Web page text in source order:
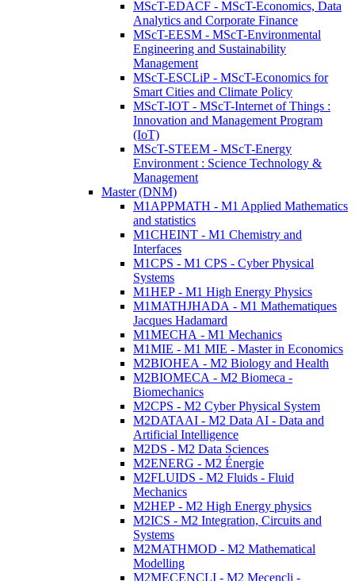
MScT-EDACF - MScT-Economics, Data
Analytics and Corporate Finance
MScT-EESM - MScT-Environmental
Engineering and Sustainability
Management
MScT-ESCLiP - MScT-Economics for
Smart Cities and Climate Policy
MScT-IOT - MScT-Internet of Things :
Innovation and Management Program
(IoT)
MScT-STEEM - MScT-Energy
Environment : Science Technology &
Management
Master (DNM)
M1APPMATH - M1 Applied Mathematics
and statistics
M1CHEINT - M1 Chemistry and
Interfaces
M1CPS - M1 CPS - Cyber Physical
Systems
M1HEP - M1 High Energy Physics
M1MATHJHADA - M1 Mathematiques
Jacques Hadamard
M1MECHA - M1 Mechanics
M1MIE - M1 MIE - Master in Economics
M2BIOHEA - M2 Biology and Health
M2BIOMECA - M2 Biomeca -
Biomechanics
M2CPS - M2 Cyber Physical System
M2DATAAI - M2 Data AI - Data and
Artificial Intelligence
M2DS - M2 Data Sciences
M2ENERG - M2 Énergie
M2FLUIDS - M2 Fluids - Fluid
Mechanics
M2HEP - M2 High Energy physics
M2ICS - M2 Integration, Circuits and
Systems
M2MATHMOD - M2 Mathematical
Modelling
M2MECENCLI - M2 Mecencli -